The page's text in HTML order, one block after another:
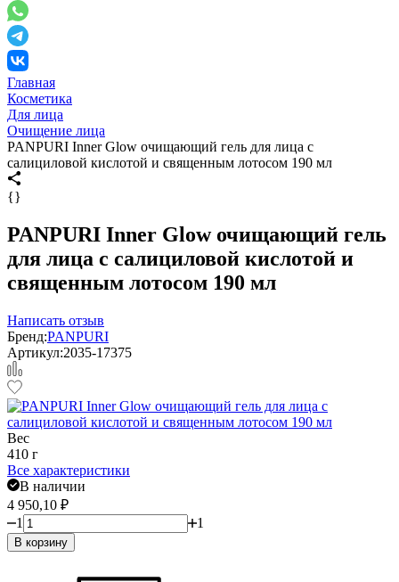
Главная
Косметика
Для лица
Очищение лица
PANPURI Inner Glow очищающий гель для лица с
салициловой кислотой и священным лотосом 190 мл
{}
PANPURI Inner Glow очищающий гель
для лица с салициловой кислотой и
священным лотосом 190 мл
Написать отзыв
Бренд:PANPURI
Артикул:2035-17375
Вес
410 г
Все характеристики
В наличии
4 950,10 ₽
1
1
В корзину